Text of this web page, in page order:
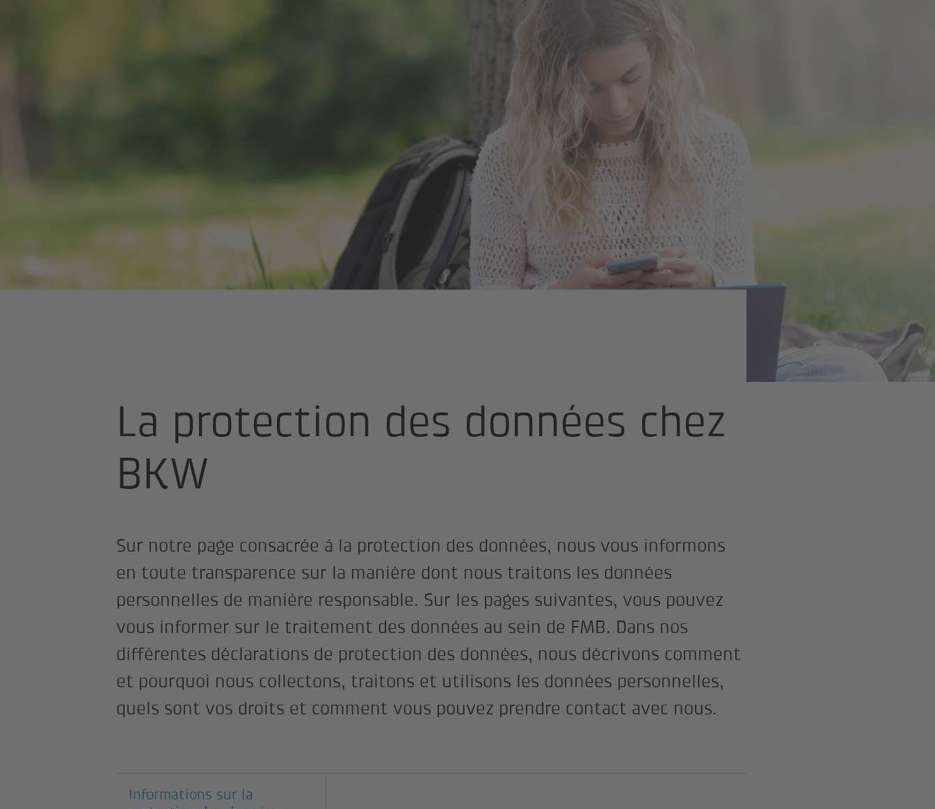
La protection des données chez
BKW
Sur notre page consacrée à la protection des données, nous vous informons
en toute transparence sur la manière dont nous traitons les données
personnelles de manière responsable. Sur les pages suivantes, vous pouvez
vous informer sur le traitement des données au sein de FMB. Dans nos
différentes déclarations de protection des données, nous décrivons comment
et pourquoi nous collectons, traitons et utilisons les données personnelles,
quels sont vos droits et comment vous pouvez prendre contact avec nous.
Pages suivantes
Informations sur la